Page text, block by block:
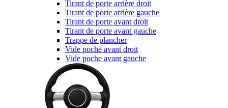
Tirant de porte arrière droit
Tirant de porte arrière gauche
Tirant de porte avant droit
Tirant de porte avant gauche
Trappe de plancher
Vide poche avant droit
Vide poche avant gauche